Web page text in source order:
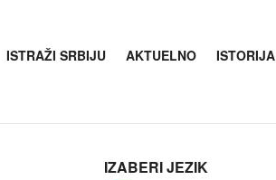
ISTRAŽI SRBIJU AKTUELNO ISTORIJA
IZABERI JEZIK